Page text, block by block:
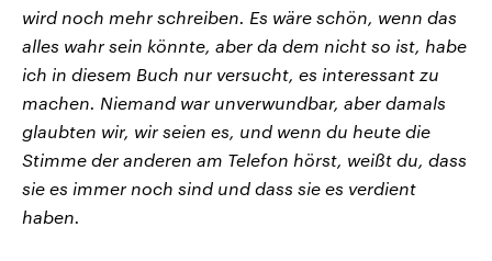
wird noch mehr schreiben. Es wäre schön, wenn das
alles wahr sein könnte, aber da dem nicht so ist, habe
ich in diesem Buch nur versucht, es interessant zu
machen. Niemand war unverwundbar, aber damals
glaubten wir, wir seien es, und wenn du heute die
Stimme der anderen am Telefon hörst, weißt du, dass
sie es immer noch sind und dass sie es verdient
haben.